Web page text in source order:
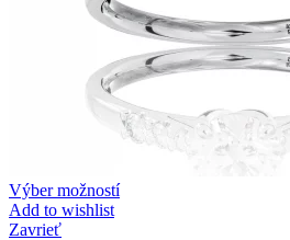
Výber možností
Add to wishlist
Zavrieť